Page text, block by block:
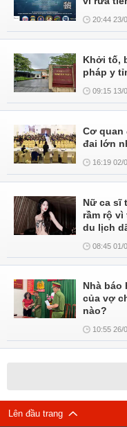
20:44 23/
Khởi tố,
pháp y
09:15 13/
Cơ quan
đai lớn
16:19 02/
Nữ ca sĩ
rầm rộ
du lịch
08:45 01/
Nhà báo
của vợ
nào?
10:55 26/
Lên đầu trang